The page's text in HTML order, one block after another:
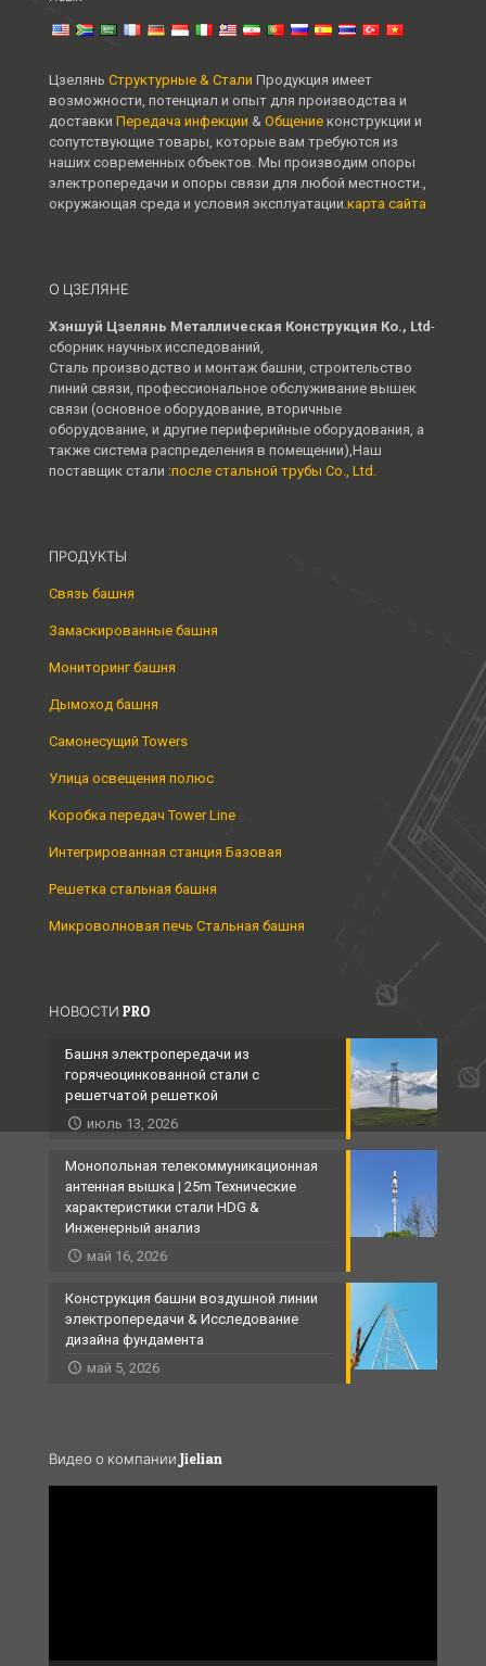
Цзелянь Структурные & Стали Продукция имеет
возможности, потенциал и опыт для производства и
доставки Передача инфекции & Общение конструкции и
сопутствующие товары, которые вам требуются из
наших современных объектов. Мы производим опоры
электропередачи и опоры связи для любой местности.,
окружающая среда и условия эксплуатации. карта сайта
О ЦЗЕЛЯНЕ
Хэншуй Цзелянь Металлическая Конструкция Ко., Ltd-
сборник научных исследований,
Сталь производство и монтаж башни, строительство
линий связи, профессиональное обслуживание вышек
связи (основное оборудование, вторичные
оборудование, и другие периферийные оборудования, а
также система распределения в помещении),Наш
поставщик стали :после стальной трубы Co., Ltd.
ПРОДУКТЫ
Связь башня
Замаскированные башня
Мониторинг башня
Дымоход башня
Самонесущий Towers
Улица освещения полюс
Коробка передач Tower Line
Интегрированная станция Базовая
Решетка стальная башня
Микроволновая печь Стальная башня
НОВОСТИ PRO
Башня электропередачи из
горячеоцинкованной стали с
решетчатой ​​решеткой
июль 13, 2026
Монопольная телекоммуникационная
антенная вышка | 25m Технические
характеристики стали HDG &
Инженерный анализ
май 16, 2026
Конструкция башни воздушной линии
электропередачи & Исследование
дизайна фундамента
май 5, 2026
Видео о компании Jielian